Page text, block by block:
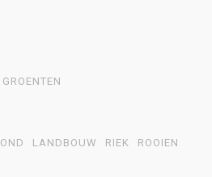
GROENTEN
LANDBOUW RIEK
ROOIEN